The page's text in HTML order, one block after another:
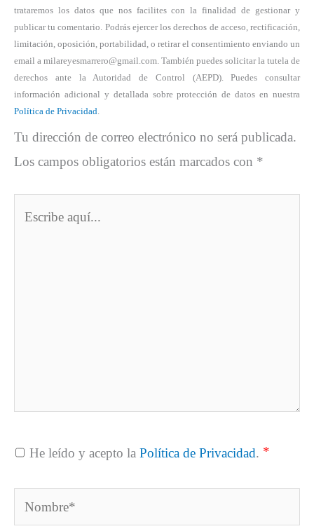
trataremos los datos que nos facilites con la finalidad de gestionar y
publicar tu comentario. Podrás ejercer los derechos de acceso, rectificación,
limitación, oposición, portabilidad, o retirar el consentimiento enviando un
email a milareyesmarrero@gmail.com. También puedes solicitar la tutela de
derechos ante la Autoridad de Control (AEPD). Puedes consultar
información adicional y detallada sobre protección de datos en nuestra
Política de Privacidad.
Tu dirección de correo electrónico no será publicada.
Los campos obligatorios están marcados con *
He leído y acepto la Política de Privacidad. *
Nombre*